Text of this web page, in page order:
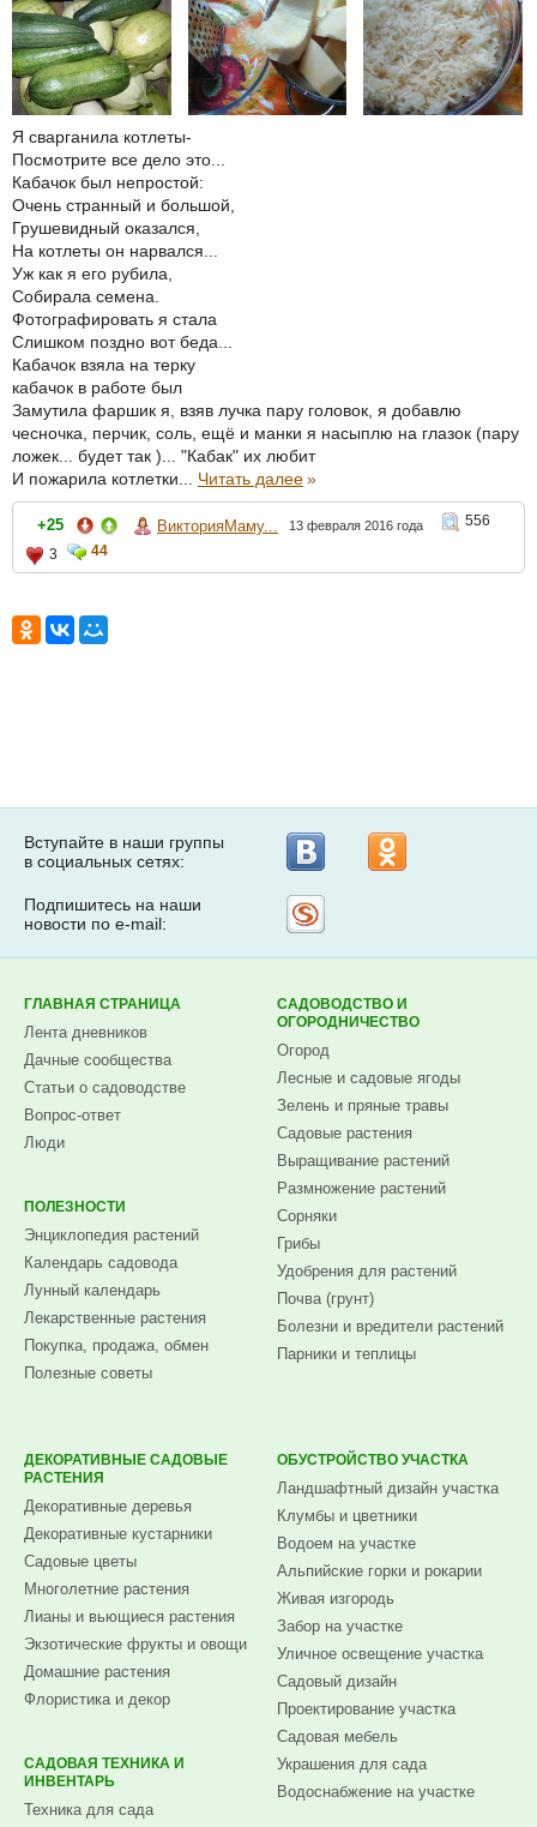
Я сварганила котлеты-
Посмотрите все дело это...
Кабачок был непростой:
Очень странный и большой,
Грушевидный оказался,
На котлеты он нарвался...
Уж как я его рубила,
Собирала семена.
Фотографировать я стала
Слишком поздно вот беда...
Кабачок взяла на терку
кабачок в работе был
Замутила фаршик я, взяв лучка пару головок, я добавлю
чесночка, перчик, соль, ещё и манки я насыплю на глазок (пару
ложек... будет так )... "Кабак" их любит
И пожарила котлетки... Читать далее»
+25 ВикторияМаму... 13 февраля 2016 года
556
3
44
Вступайте в наши группы
в социальных сетях:
Подпишитесь на наши
новости по e-mail:
ГЛАВНАЯ СТРАНИЦА
Лента дневников
Дачные сообщества
Статьи о садоводстве
Вопрос-ответ
Люди
ПОЛЕЗНОСТИ
Энциклопедия растений
Календарь садовода
Лунный календарь
Лекарственные растения
Покупка, продажа, обмен
Полезные советы
САДОВОДСТВО И
ОГОРОДНИЧЕСТВО
Огород
Лесные и садовые ягоды
Зелень и пряные травы
Садовые растения
Выращивание растений
Размножение растений
Сорняки
Грибы
Удобрения для растений
Почва (грунт)
Болезни и вредители растений
Парники и теплицы
ДЕКОРАТИВНЫЕ САДОВЫЕ
РАСТЕНИЯ
Декоративные деревья
Декоративные кустарники
Садовые цветы
Многолетние растения
Лианы и вьющиеся растения
Экзотические фрукты и овощи
Домашние растения
Флористика и декор
САДОВАЯ ТЕХНИКА И
ИНВЕНТАРЬ
Техника для сада
ОБУСТРОЙСТВО УЧАСТКА
Ландшафтный дизайн участка
Клумбы и цветники
Водоем на участке
Альпийские горки и рокарии
Живая изгородь
Забор на участке
Уличное освещение участка
Садовый дизайн
Проектирование участка
Садовая мебель
Украшения для сада
Водоснабжение на участке